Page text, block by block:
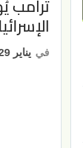
ترامب
في يناير 29, 2025